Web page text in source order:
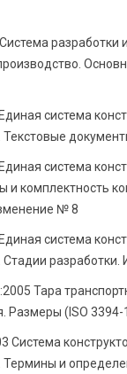
разработки
система
Текстовые
система
и комплектность
№ 8
система
Стадии
Тара
Размеры (ISO 3394-
Система
Термины и